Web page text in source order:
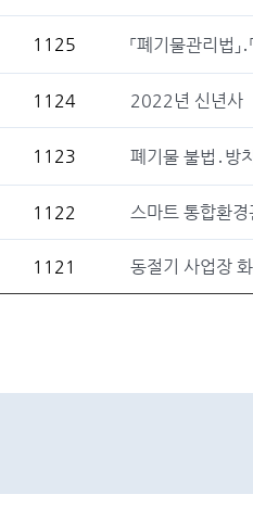
1125 「폐기물관리법
1124 2022년 신년사
1123 폐기물 불법․방
1122 스마트 통합환
1121 동절기 사업장